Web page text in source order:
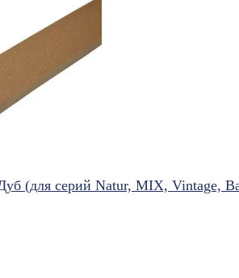
(для серий Natur, MIX, Vintage,